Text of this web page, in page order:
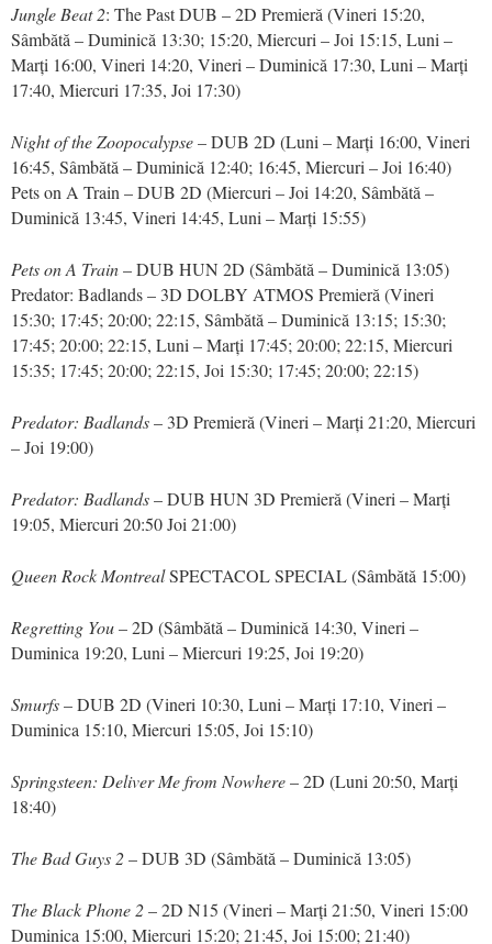
Jungle Beat 2: The Past DUB – 2D Premieră (Vineri 15:20,
Sâmbătă – Duminică 13:30; 15:20, Miercuri – Joi 15:15, Luni –
Marți 16:00, Vineri 14:20, Vineri – Duminică 17:30, Luni – Marți
17:40, Miercuri 17:35, Joi 17:30)
Night of the Zoopocalypse– DUB 2D (Luni – Marți 16:00, Vineri
16:45, Sâmbătă – Duminică 12:40; 16:45, Miercuri – Joi 16:40)
Pets on A Train – DUB 2D (Miercuri – Joi 14:20, Sâmbătă –
Duminică 13:45, Vineri 14:45, Luni – Marți 15:55)
Pets on A Train– DUB HUN 2D (Sâmbătă – Duminică 13:05)
Predator: Badlands – 3D DOLBY ATMOS Premieră (Vineri
15:30; 17:45; 20:00; 22:15, Sâmbătă – Duminică 13:15; 15:30;
17:45; 20:00; 22:15, Luni – Marți 17:45; 20:00; 22:15, Miercuri
15:35; 17:45; 20:00; 22:15, Joi 15:30; 17:45; 20:00; 22:15)
Predator: Badlands– 3D Premieră (Vineri – Marți 21:20, Miercuri
– Joi 19:00)
Predator: Badlands– DUB HUN 3D Premieră (Vineri – Marți
19:05, Miercuri 20:50 Joi 21:00)
Queen Rock MontrealSPECTACOL SPECIAL (Sâmbătă 15:00)
Regretting You– 2D (Sâmbătă – Duminică 14:30, Vineri –
Duminica 19:20, Luni – Miercuri 19:25, Joi 19:20)
Smurfs– DUB 2D (Vineri 10:30, Luni – Marți 17:10, Vineri –
Duminica 15:10, Miercuri 15:05, Joi 15:10)
Springsteen: Deliver Me from Nowhere– 2D (Luni 20:50, Marți
18:40)
The Bad Guys 2– DUB 3D (Sâmbătă – Duminică 13:05)
The Black Phone 2– 2D N15 (Vineri – Marți 21:50, Vineri 15:00
Duminica 15:00, Miercuri 15:20; 21:45, Joi 15:00; 21:40)